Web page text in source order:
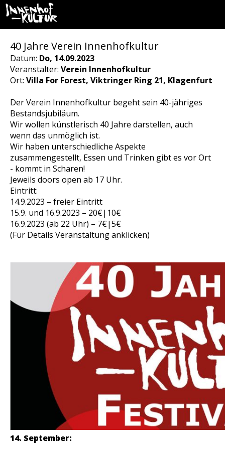
40 Jahre Verein Innenhofkultur
Datum: Do, 14.09.2023
Veranstalter: Verein Innenhofkultur
Ort: Villa For Forest, Viktringer Ring 21, Klagenfurt
Der Verein Innenhofkultur begeht sein 40-jähriges
Bestandsjubiläum.
Wir wollen künstlerisch 40 Jahre darstellen, auch
wenn das unmöglich ist.
Wir haben unterschiedliche Aspekte
zusammengestellt, Essen und Trinken gibt es vor Ort
- kommt in Scharen!
Jeweils doors open ab 17 Uhr.
Eintritt:
14.9.2023 – freier Eintritt
15.9. und 16.9.2023 – 20€|10€
16.9.2023 (ab 22 Uhr) – 7€|5€
(Für Details Veranstaltung anklicken)
14. September: